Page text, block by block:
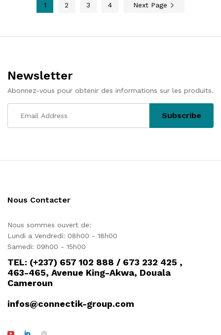
1 2 3 4 Next Page
Newsletter
Abonnez-vous pour obtenir des informations sur les produits.
Nous Contacter
Nous sommes ouvert de:
Lundi a Vendredi: 08h00 - 18h00
Samedi: 09h00 - 15h00
TEL: (+237) 657 102 888 / 673 232 425 ,
463-465, Avenue King-Akwa, Douala
Cameroun
infos@connectik-group.com